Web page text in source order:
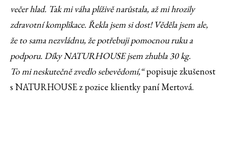
večer hlad. Tak mi váha plíživě narůstala, až mi hrozily
zdravotní komplikace. Řekla jsem si dost! Věděla jsem ale,
že to sama nezvládnu, že potřebuji pomocnou ruku a
podporu. Díky NATURHOUSE jsem zhubla 30 kg.
To mi neskutečně zvedlo sebevědomí,“popisuje zkušenost
s NATURHOUSE z pozice klientky paní Mertová.